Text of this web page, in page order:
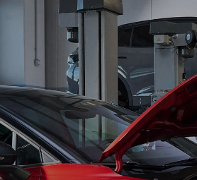
Promocje i aktualności
Modele osobowe
Finansowanie
Ubezpieczenia
Serwis